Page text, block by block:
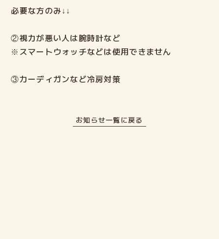
必要な方のみ↓↓
②視力が悪い人は腕時計など
※スマートウォッチなどは使用できません
③カーディガンなど冷房対策
お知らせ一覧に戻る